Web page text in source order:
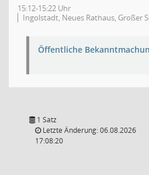
15:12-15:22 Uhr
Ingolstadt, Neues Rathaus, Großer
Öffentliche
1 Satz
Letzte Änderung: 06.08.2026
17:08:20